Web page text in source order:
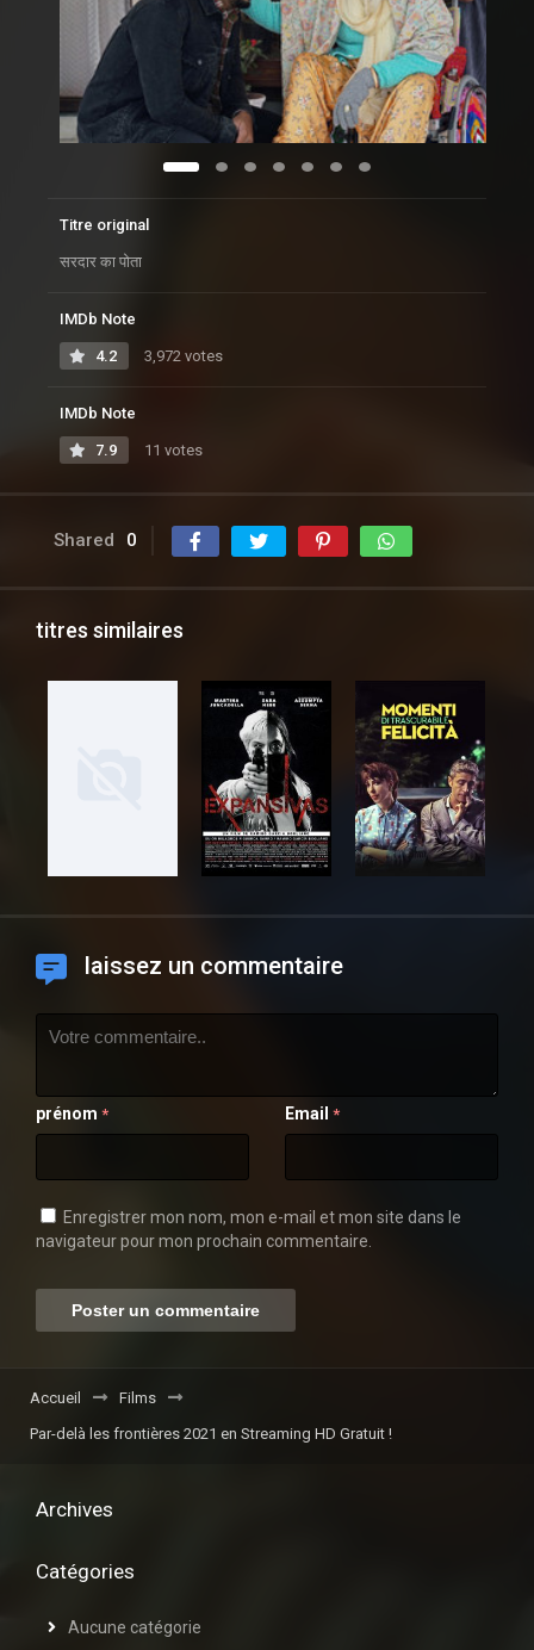
Titre original
सरदार का पोता
IMDb Note
4.2 3,972 votes
IMDb Note
7.9 11 votes
Shared 0
titres similaires
laissez un commentaire
prénom * Email *
Enregistrer mon nom, mon e-mail et mon site dans le
navigateur pour mon prochain commentaire.
Accueil
Films
Par-delà les frontières 2021 en Streaming HD Gratuit !
Archives
Catégories
Aucune catégorie